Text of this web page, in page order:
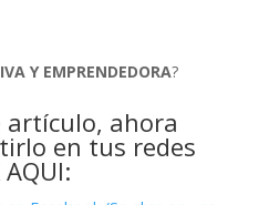
Y EMPRENDEDORA?
artículo, ahora
en tus redes